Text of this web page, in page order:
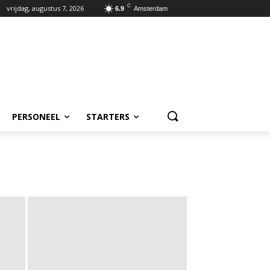
6.9 C Amsterdam
vrijdag, augustus 7, 2026
PERSONEEL STARTERS